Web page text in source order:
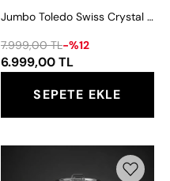
7
Parça
Jumbo Toledo Swiss Crystal Brown İndüksiyon Tabanlı Tencere Seti 7 Parça
7.999,00 TL-%12
6.999,00 TL
SEPETE EKLE
New